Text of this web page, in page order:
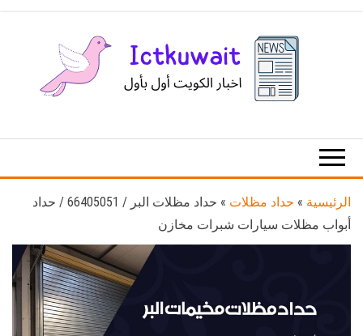
الكويت
الرئيسية » حداد مظلات »
حداد مظلات البر / 66405051 / حداد
أبواب مظلات سيارات شبرات مخازن